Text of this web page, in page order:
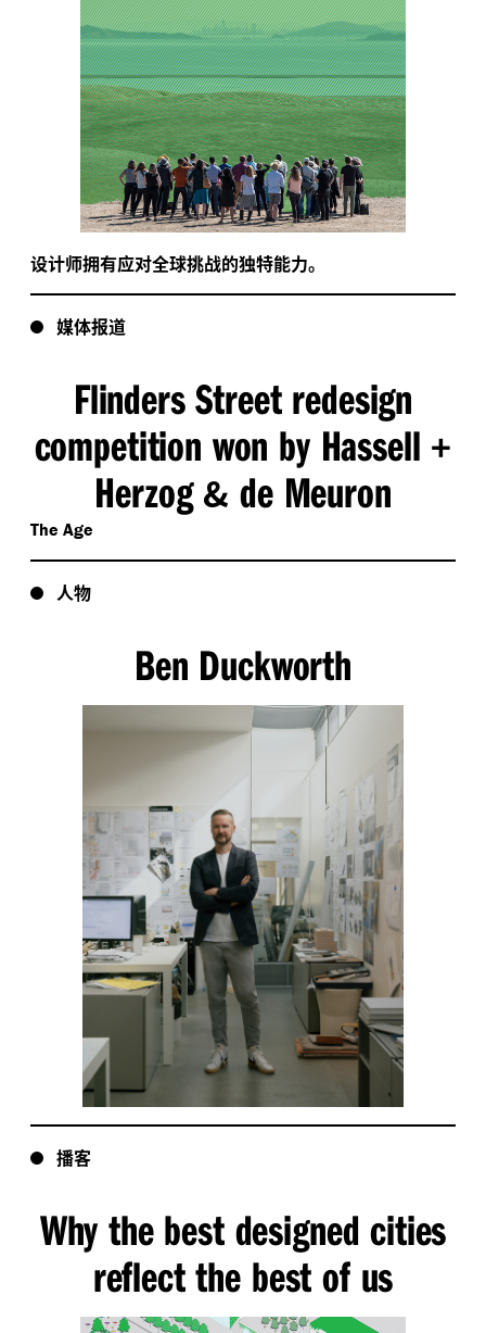
设计师拥有应对全球挑战的独特能力。
媒体报道
Flinders Street redesign
competition won by Hassell +
Herzog& de Meuron
The Age
人物
Ben Duckworth
播客
Why the best designed cities
reflect the best of us